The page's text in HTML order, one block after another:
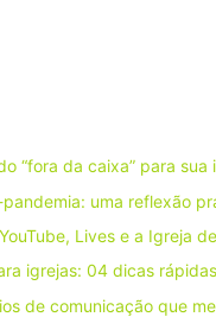
“fora da caixa” para sua
uma reflexão
Lives e a Igreja
igrejas: 04 dicas rápidas
de comunicação que